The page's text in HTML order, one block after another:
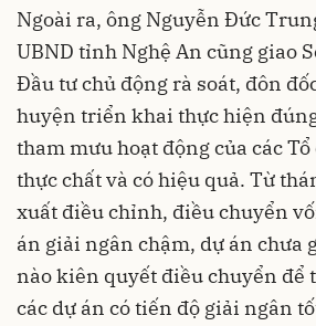
Ngoài ra, ông Nguyễn Đức
UBND tỉnh Nghệ An cũng giao
Đầu tư chủ động rà soát, đôn
huyện triển khai thực hiện
tham mưu hoạt động của các
thực chất và có hiệu quả. Từ
xuất điều chỉnh, điều chuyển
án giải ngân chậm, dự án chưa
nào kiên quyết điều chuyển để
các dự án có tiến độ giải ngân